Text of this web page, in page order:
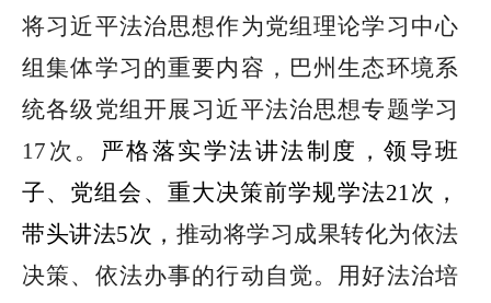
将习近平法治思想作为党组理论学习中心
组集体学习的重要内容，巴州生态环境系
统各级党组开展习近平法治思想专题学习
17 次。
严格落实学法讲法制度，领导班
子、党组会、重大决策前学规学法21次，
带头讲法5次， 推动将学习成果转化为依法
决策、依法办事的行动自觉。用好法治培